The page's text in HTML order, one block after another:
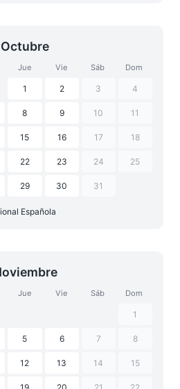
Octubre
Jue Vie Sáb Dom
1 2 3 4
8 9 10 11
15 16 17 18
22 23 24 25
29 30 31
Española
Jue Vie Sáb Dom
1
5 6 7 8
12 13 14 15